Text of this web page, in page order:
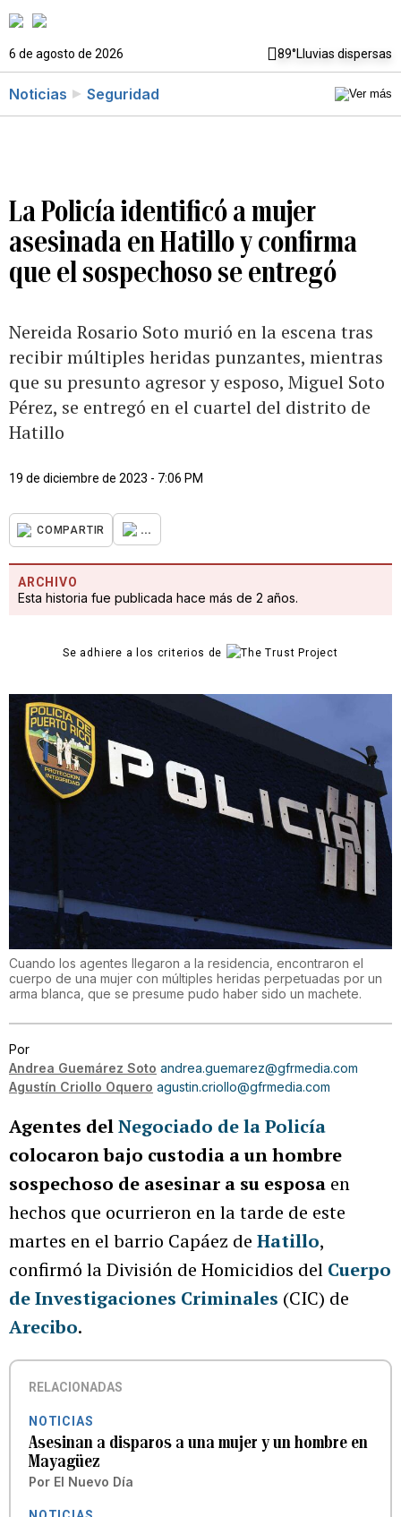
6 de agosto de 2026 89°Lluvias dispersas
Noticias Seguridad
La Policía identificó a mujer
asesinada en Hatillo y confirma
que el sospechoso se entregó
Nereida Rosario Soto murió en la escena tras
recibir múltiples heridas punzantes, mientras
que su presunto agresor y esposo, Miguel Soto
Pérez, se entregó en el cuartel del distrito de
Hatillo
19 de diciembre de 2023 - 7:06 PM
COMPARTIR ...
ARCHIVO
Esta historia fue publicada hace más de 2 años.
Se adhiere a los criterios de
Cuando los agentes llegaron a la residencia, encontraron el
cuerpo de una mujer con múltiples heridas perpetuadas por un
arma blanca, que se presume pudo haber sido un machete.
Por
Andrea Guemárez Soto andrea.guemarez@gfrmedia.com
Agustín Criollo Oquero agustin.criollo@gfrmedia.com
Agentes delNegociado de la Policía
colocaron bajo custodia a un hombre
sospechoso de asesinar a su esposa en
hechos que ocurrieron en la tarde de este
martes en el barrio Capáez de Hatillo,
confirmó la División de Homicidios del Cuerpo
de Investigaciones Criminales (CIC) de
Arecibo.
RELACIONADAS
NOTICIAS
Asesinan a disparos a una mujer y un hombre en
Mayagüez
Por El Nuevo Día